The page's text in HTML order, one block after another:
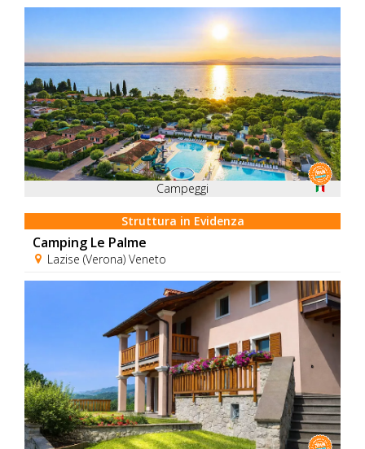
Campeggi
Struttura in Evidenza
Camping Le Palme
Lazise (Verona) Veneto